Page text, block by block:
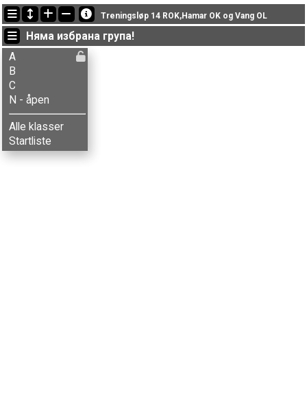
Последно обновени
20:01:51: Ranveig Harkinn (B) финиширал с време 61:13 (4)
19:20:35: Einar Y-Deglum (C) финиширал с време 29:11 (7)
19:19:07: Trym L-Magnor (C) финиширал с време 29:06 (6)
Treningsløp 14 ROK,Hamar OK og Vang OL
Няма избрана група!
A
B
C
N - åpen
Alle klasser
Startliste